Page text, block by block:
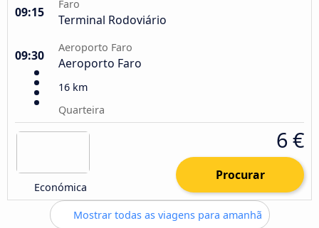
09:15
Faro
Terminal Rodoviário
09:30
Aeroporto Faro
Aeroporto Faro
16 km
Quarteira
Económica
6 €
Procurar
Mostrar todas as viagens para amanhã